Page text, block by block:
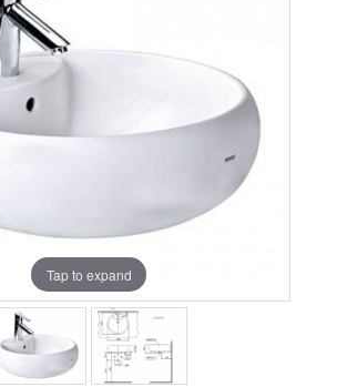
Tap to expand
Tap to expand